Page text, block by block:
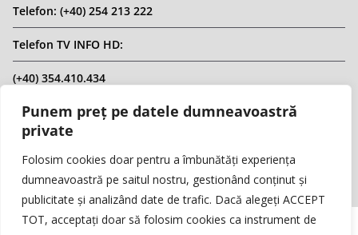
Punem preț pe datele dumneavoastră
private
Folosim cookies doar pentru a îmbunătăți experiența
dumneavoastră pe saitul nostru, gestionând conținut și
publicitate și analizând date de trafic. Dacă alegeți ACCEPT
TOT, acceptați doar să folosim cookies ca instrument de
Telefon: (+40) 254 213 222
Telefon TV INFO HD:
(+40) 354.410.434
Email: infohd20@gmail.com
Website: www.replicahd.ro